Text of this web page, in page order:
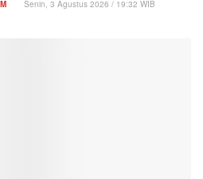
Senin, 3 Agustus 2026 / 19:32 WIB